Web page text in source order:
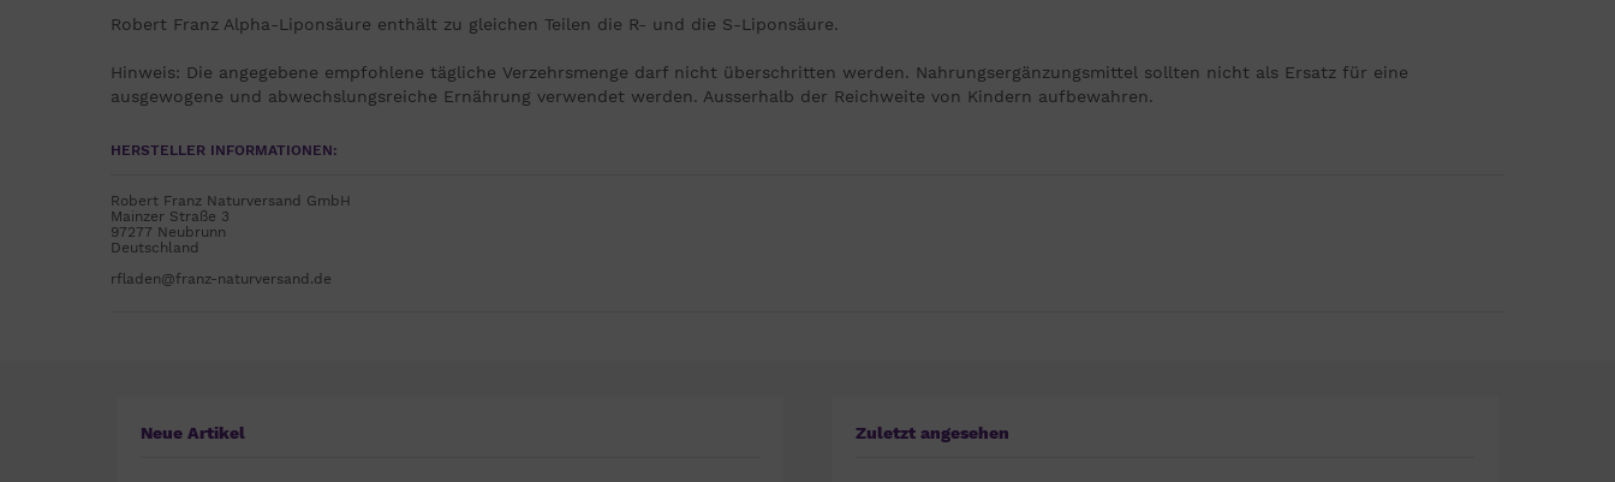
Robert Franz Alpha-Liponsäure enthält zu gleichen Teilen die R- und die S-Liponsäure.
Hinweis: Die angegebene empfohlene tägliche Verzehrsmenge darf nicht überschritten werden. Nahrungsergänzungsmittel sollten nicht als Ersatz für eine
ausgewogene und abwechslungsreiche Ernährung verwendet werden. Ausserhalb der Reichweite von Kindern aufbewahren.
HERSTELLER INFORMATIONEN:
Robert Franz Naturversand GmbH
Mainzer Straße 3
97277 Neubrunn
Deutschland
rfladen@franz-naturversand.de
Neue Artikel Zuletzt angesehen